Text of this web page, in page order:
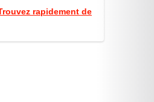
rapidement de